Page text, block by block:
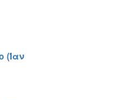
(Ίαν